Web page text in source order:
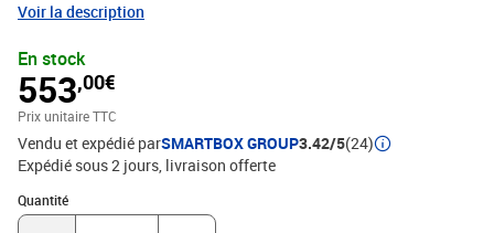
époustouflante. Décors immersifs, humour gaulois et montée
Cétautomatix vous entraîne sur sa piste d’essai entre virages
capricieux, glissades espiègles et descentes qui décoiffent. Vivez
des émotions intenses, créez des souvenirs inoubliables et sentez
l’esprit de connexion et d’appartenance vous emporter. Prolongez
l’évasion avec un séjour confortable à l’Hôtel Les Quais de Lutèce
pour rester au plus près de la magie.Profitez de 50 attractions et
spectaclesEntre 50 attractions et spectacles, vous défiez Toutatis
l’attraction la plus rapide de France, enchaînez les vrilles d’Oziris
Voir la description
En stock
553,00€
Prix unitaire TTC
Vendu et expédié parSMARTBOX GROUP3.42/5(24)
Expédié sous 2 jours livraison offerte
Quantité
Quantité : 1